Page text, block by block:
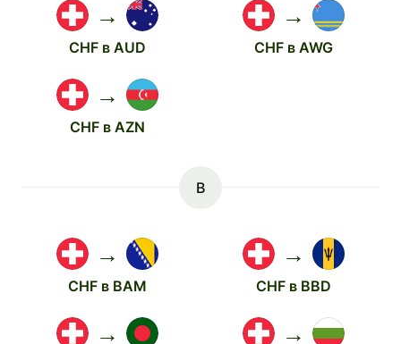
→
CHF в AUD
→
CHF в AWG
→
CHF в AZN
B
→
CHF в BAM
→
CHF в BBD
→ →